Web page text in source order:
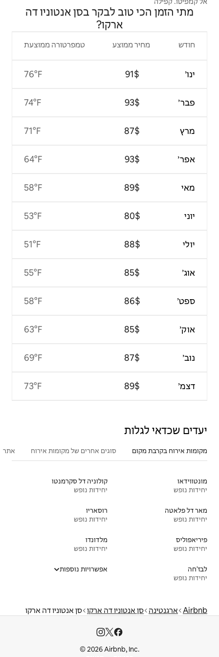
לבקר בסן אנטוניו דה
טמפרטורה ממוצעת
76°F
74°F
71°F
64°F
58°F
53°F
51°F
55°F
58°F
63°F
69°F
73°F
סוגים אחרים של מקומות אירוח אתרים פופולריים בקרבת מקום
קולוניה דל סקרמנטו
יחידות נופש
רוסאריו
יחידות נופש
מלדונדו
יחידות נופש
אפשרויות נוספות
דה ארקו סן אנטוניו דה ארקו